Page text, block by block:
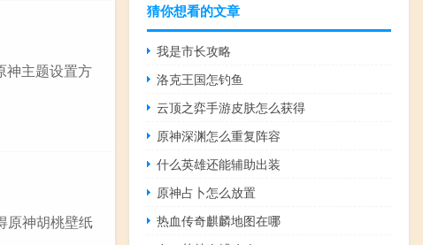
神主题设置方
原神胡桃壁纸
猜你想看的文章
我是市长攻略
洛克王国怎钓鱼
云顶之弈手游皮肤怎么获得
原神深渊怎么重复阵容
什么英雄还能辅助出装
原神占卜怎么放置
热血传奇麒麟地图在哪